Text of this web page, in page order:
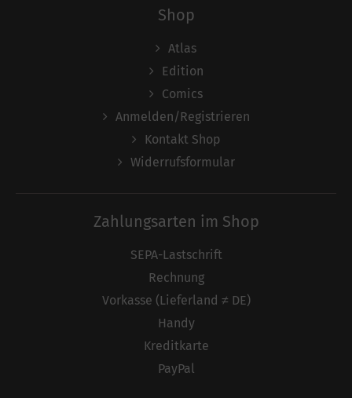
Shop
Atlas
Edition
Comics
Anmelden/Registrieren
Kontakt Shop
Widerrufsformular
Zahlungsarten im Shop
SEPA-Lastschrift
Rechnung
Vorkasse (Lieferland ≠ DE)
Handy
Kreditkarte
PayPal